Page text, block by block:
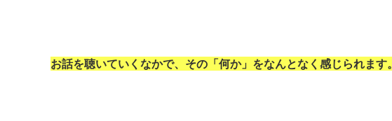
お話を聴いていくなかで、その「何か」をなんとなく感じられます。